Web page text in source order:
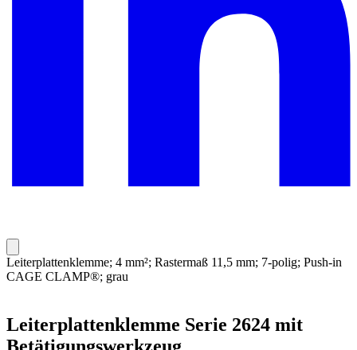
Leiterplattenklemme; 4 mm²; Rastermaß 11,5 mm; 7-polig; Push-in
CAGE CLAMP®; grau
Leiterplattenklemme Serie 2624 mit
Betätigungswerkzeug